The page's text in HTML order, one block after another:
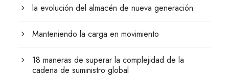
la evolución del almacén de nueva generación
Manteniendo la carga en movimiento
18 maneras de superar la complejidad de la
cadena de suministro global